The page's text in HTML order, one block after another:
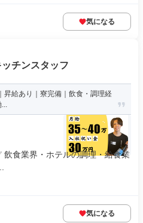
気になる
チンスタッフ
昇給あり｜寮完備｜飲食・調理経
飲食業界・ホテルの調理・給食業
気になる